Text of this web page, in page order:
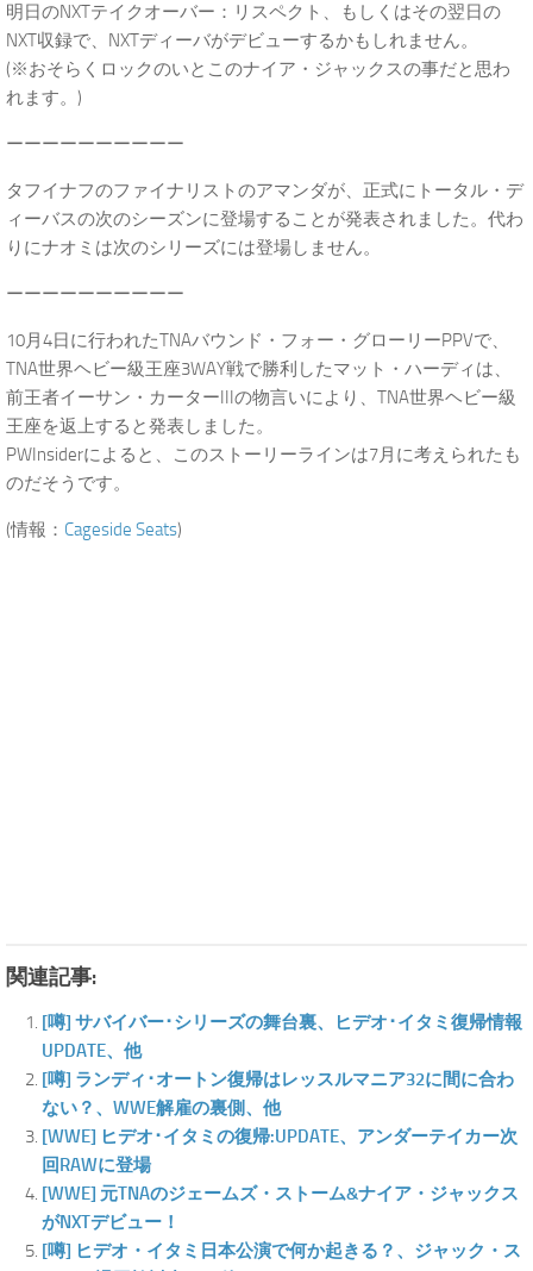
明日のNXTテイクオーバー：リスペクト、もしくはその翌日の
NXT収録で、NXTディーバがデビューするかもしれません。
(※おそらくロックのいとこのナイア・ジャックスの事だと思わ
れます。)
ーーーーーーーーーー
タフイナフのファイナリストのアマンダが、正式にトータル・デ
ィーバスの次のシーズンに登場することが発表されました。代わ
りにナオミは次のシリーズには登場しません。
ーーーーーーーーーー
10月4日に行われたTNAバウンド・フォー・グローリーPPVで、
TNA世界ヘビー級王座3WAY戦で勝利したマット・ハーディは、
前王者イーサン・カーターIIIの物言いにより、TNA世界ヘビー級
王座を返上すると発表しました。
PWInsiderによると、このストーリーラインは7月に考えられたも
のだそうです。
(情報： Cageside Seats)
関連記事:
[噂] サバイバー･シリーズの舞台裏、ヒデオ･イタミ復帰情報
UPDATE、他
[噂] ランディ･オートン復帰はレッスルマニア32に間に合わ
ない？、WWE解雇の裏側、他
[WWE] ヒデオ･イタミの復帰:UPDATE、アンダーテイカー次
回RAWに登場
[WWE] 元TNAのジェームズ・ストーム&ナイア・ジャックス
がNXTデビュー！
[噂] ヒデオ・イタミ日本公演で何か起きる？、ジャック・ス